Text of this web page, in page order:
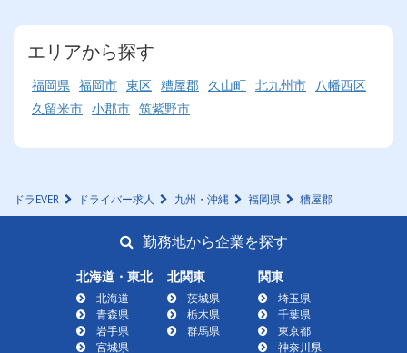
エリアから探す
福岡県 福岡市 東区 糟屋郡 久山町 北九州市
八幡西区
久留米市 小郡市 筑紫野市
ドラEVER ドライバー求人 九州・沖縄 福岡県 糟屋郡
勤務地から企業を探す
北海道・東北
北海道
青森県
岩手県
宮城県
北関東
茨城県
栃木県
群馬県
関東
埼玉県
千葉県
東京都
神奈川県